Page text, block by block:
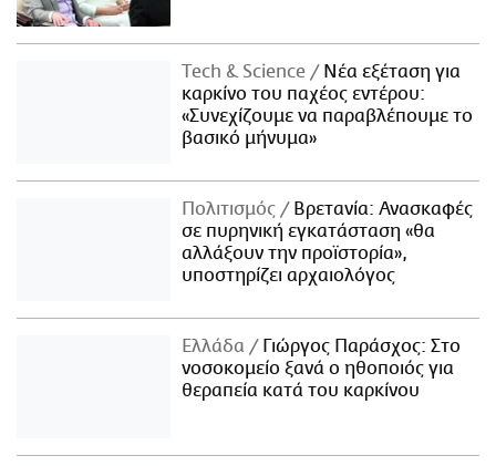
Τech & Science
Νέα εξέταση για
καρκίνο του παχέος εντέρου:
«Συνεχίζουμε να παραβλέπουμε το
βασικό μήνυμα»
Πολιτισμός
Βρετανία: Ανασκαφές
σε πυρηνική εγκατάσταση «θα
αλλάξουν την προϊστορία»,
υποστηρίζει αρχαιολόγος
Ελλάδα
Γιώργος Παράσχος: Στο
νοσοκομείο ξανά ο ηθοποιός για
θεραπεία κατά του καρκίνου